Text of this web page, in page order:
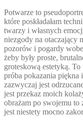
Potwarze to
które poskładałam
twarzy i własnych
niezgody na otaczający
pozorów i pogardy
żeby były proste,
groteskową estetyką. To
próba pokazania
zazwyczaj jest
jest przekaz moich
obrażam po swojemu to
jest niestety mocno